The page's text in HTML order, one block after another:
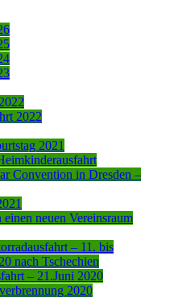
2022
2021
Convention in Dresden –
neuen Vereinsraum
– 11. bis
nach Tschechien
– 21.Juni 2020
2020